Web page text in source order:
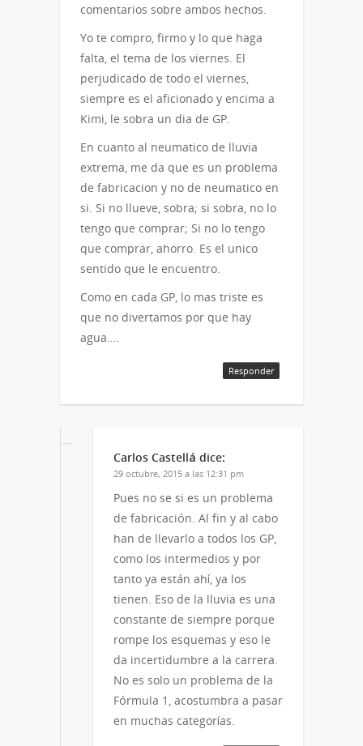
comentarios sobre ambos hechos.
Yo te compro, firmo y lo que haga
falta, el tema de los viernes. El
perjudicado de todo el viernes,
siempre es el aficionado y encima a
Kimi, le sobra un dia de GP.
En cuanto al neumatico de lluvia
extrema, me da que es un problema
de fabricacion y no de neumatico en
si. Si no llueve, sobra; si sobra, no lo
tengo que comprar; Si no lo tengo
que comprar, ahorro. Es el unico
sentido que le encuentro.
Como en cada GP, lo mas triste es
que no divertamos por que hay
agua….
Responder
Carlos Castellá dice:
29 octubre, 2015 a las 12:31 pm
Pues no se si es un problema
de fabricación. Al fin y al cabo
han de llevarlo a todos los GP,
como los intermedios y por
tanto ya están ahí, ya los
tienen. Eso de la lluvia es una
constante de siempre porque
rompe los esquemas y eso le
da incertidumbre a la carrera.
No es solo un problema de la
Fórmula 1, acostumbra a pasar
en muchas categorías.